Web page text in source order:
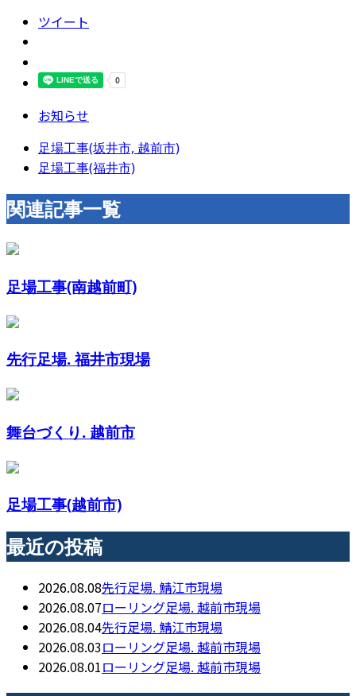
ツイート
お知らせ
足場工事(坂井市, 越前市)
足場工事(福井市)
関連記事一覧
足場工事(南越前町)
先行足場. 福井市現場
舞台づくり. 越前市
足場工事(越前市)
最近の投稿
2026.08.08先行足場. 鯖江市現場
2026.08.07ローリング足場. 越前市現場
2026.08.04先行足場. 鯖江市現場
2026.08.03ローリング足場. 越前市現場
2026.08.01ローリング足場. 越前市現場